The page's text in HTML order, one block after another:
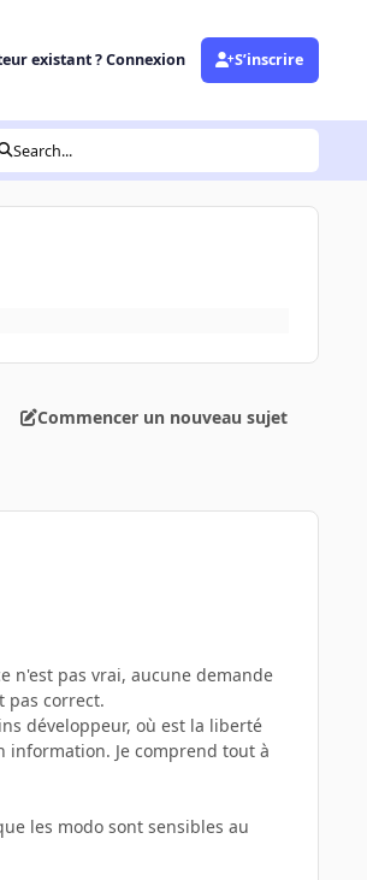
existant ? Connexion S’inscrire
Search...
Commencer un nouveau sujet
n'est pas vrai, aucune demande
pas correct.
développeur, où est la liberté
information. Je comprend tout à
les modo sont sensibles au